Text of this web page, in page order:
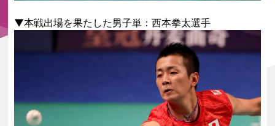
▼本戦出場を果たした男子単：西本拳太選手